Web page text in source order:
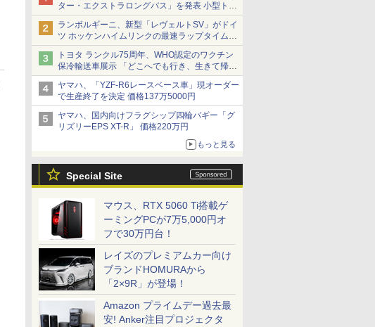
ター・エクストラロングバス」を発表 小型トラ
ックベースの観光・旅客輸送向けバス
ランボルギーニ、新型「レヴェルトSV」がドイ
ツ ホッケンハイムリンクの最速ラップタイムを
記録
トヨタ ランクル75周年、WHO認定のワクチン
保冷輸送車展示 「どこへでも行き、生きて帰っ
てこられる」ランドクルーザーで命をつなぐ
ヤマハ、「YZF-R6レースベース車」現オーダー
で生産終了を決定 価格137万5000円
ヤマハ、国内向けフラグシップ四輪バギー「グ
リズリーEPS XT-R」 価格220万円
もっと見る
Special Site
マウス、RTX 5060 Ti搭載ゲ
ーミングPCが7万5,000円オ
フで30万円台！
レイズのプレミアムカー向け
ブランドHOMURAから
「2×9R」が登場！
Amazon プライムデー過去最
安! Anker注目プロジェクタ